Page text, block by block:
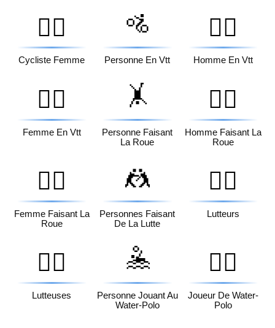
🚴‍♀️
Cycliste Femme
🚵
Personne En Vtt
🚵‍♂️
Homme En Vtt
🚵‍♀️
Femme En Vtt
🤸
Personne Faisant
La Roue
🤸‍♂️
Homme Faisant La
Roue
🤸‍♀️
Femme Faisant La
Roue
🤼
Personnes Faisant
De La Lutte
🤼‍♂️
Lutteurs
🤼‍♀️
Lutteuses
🤽
Personne Jouant Au
Water-Polo
🤽‍♂️
Joueur De Water-
Polo